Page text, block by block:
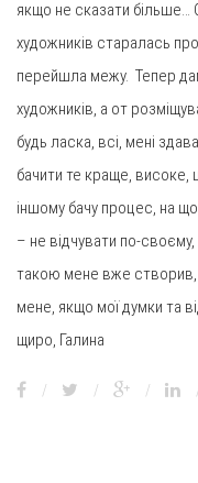
якщо не сказати більше…
художників старалась
перейшла межу. Тепер
художників, а от
будь ласка, всі, мені
бачити те краще,
іншому бачу процес, на
– не відчувати по-
такою мене вже створив,
мене, якщо мої думки та
щиро, Галина
/ / /